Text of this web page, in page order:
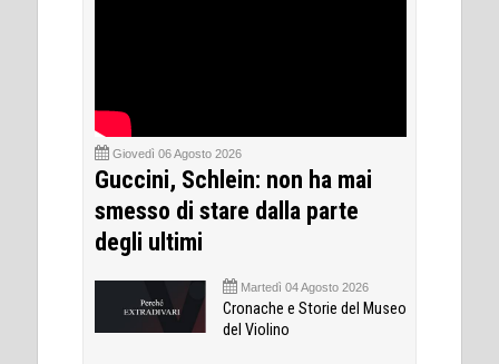
Giovedì 06 Agosto 2026
Guccini, Schlein: non ha mai
smesso di stare dalla parte
degli ultimi
Martedì 04 Agosto 2026
Cronache e Storie del Museo
del Violino